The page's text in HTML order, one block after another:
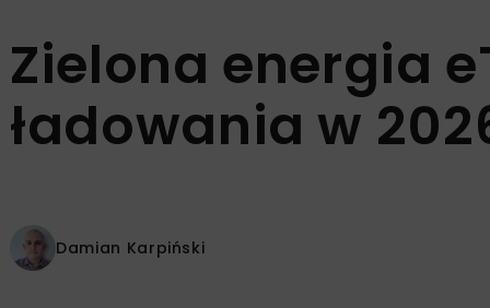
Zielona energia
ładowania w
Damian Karpiński